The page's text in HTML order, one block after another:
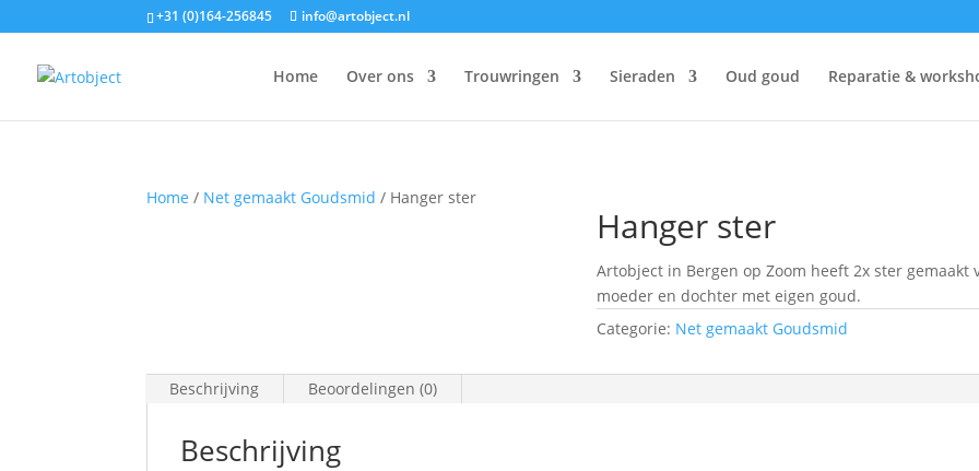
+31 (0)164-256845 info@artobject.nl
Home Over ons Trouwringen Sieraden Oud goud Reparatie &
Home / Net gemaakt Goudsmid / Hanger ster
Hanger ster
Artobject in Bergen op Zoom heeft 2x ster gemaakt
moeder en dochter met eigen goud.
Categorie: Net gemaakt Goudsmid
Beschrijving Beoordelingen (0)
Beschrijving